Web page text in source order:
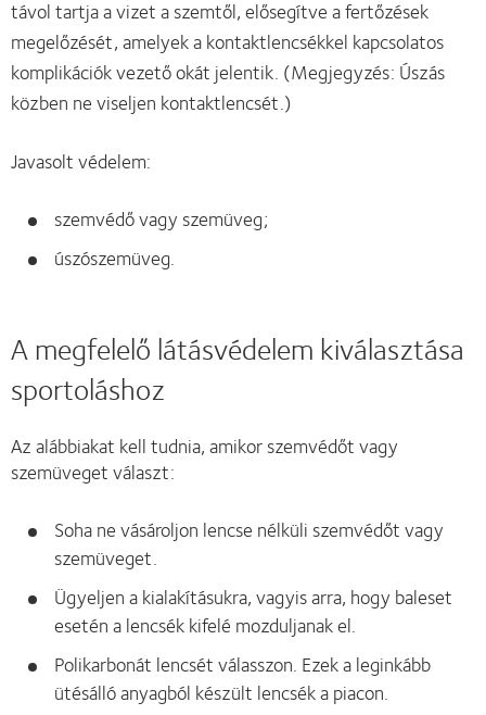
távol tartja a vizet a szemtől, elősegítve a fertőzések
megelőzését, amelyek a kontaktlencsékkel kapcsolatos
komplikációk vezető okát jelentik. (Megjegyzés: Úszás
közben ne viseljen kontaktlencsét.)
Javasolt védelem:
szemvédő vagy szemüveg;
úszószemüveg.
A megfelelő látásvédelem kiválasztása
sportoláshoz
Az alábbiakat kell tudnia, amikor szemvédőt vagy
szemüveget választ:
Soha ne vásároljon lencse nélküli szemvédőt vagy
szemüveget.
Ügyeljen a kialakításukra, vagyis arra, hogy baleset
esetén a lencsék kifelé mozduljanak el.
Polikarbonát lencsét válasszon. Ezek a leginkább
ütésálló anyagból készült lencsék a piacon.